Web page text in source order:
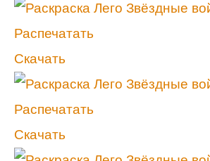
Распечатать
Скачать
Распечатать
Скачать